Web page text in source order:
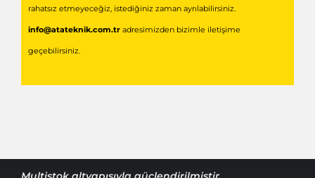
rahatsız etmeyeceğiz, istediğiniz zaman ayrılabilirsiniz.
info@atateknik.com.tradresimizden bizimle iletişime
geçebilirsiniz.